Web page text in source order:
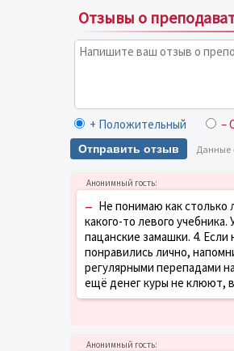
Отзывы о
+ Положительный –
Отправить отзыв Данные
– Не понимаю как столько
какого-то левого
пацанские замашки. 4.
понравились лично,
регулярными перепадами
ещё денег куры не клюют,